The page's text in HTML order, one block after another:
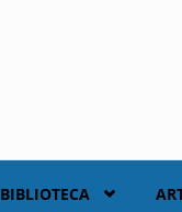
BIBLIOTECA